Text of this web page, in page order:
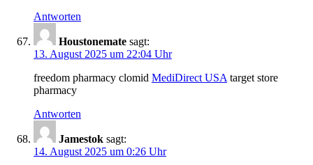
Antworten
Houstonemate sagt:
13. August 2025 um 22:04 Uhr
freedom pharmacy clomid MediDirect USA target store
pharmacy
Antworten
Jamestok sagt:
14. August 2025 um 0:26 Uhr